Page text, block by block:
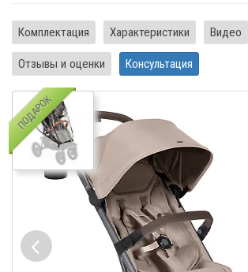
Комплектация Характеристики Видео
Отзывы и оценки Консультация
ПОДАРОК